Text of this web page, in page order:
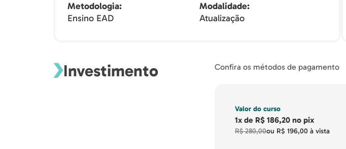
Metodologia
Ensino EAD
Modalidade
Atualização
Investimento Confira os métodos de pagamento
Valor do curso
1x de R$ 186,20 no pix
R$ 280,00ou R$ 196,00 à vista